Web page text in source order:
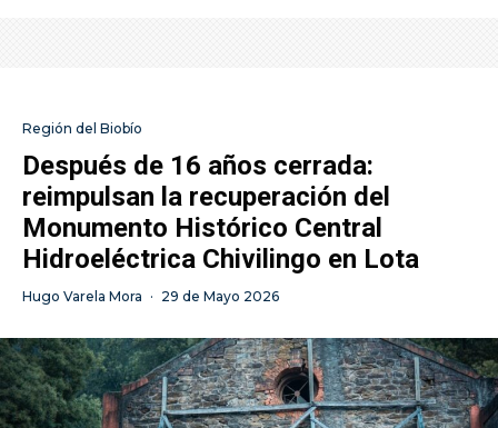
Región del Biobío
Después de 16 años cerrada:
reimpulsan la recuperación del
Monumento Histórico Central
Hidroeléctrica Chivilingo en Lota
Hugo Varela Mora · 29 de Mayo 2026